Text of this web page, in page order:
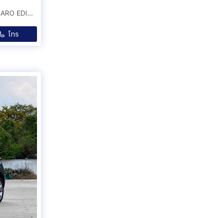
NISSAN SKYLINE GT-R R35 3.8 L V6 TWIN TURBO RECARO EDITION UK SPEC AT 2021 ออกรถ 0 บาท จัดได้ 8,849000 บ.รหัสรถ 1A554
โทร